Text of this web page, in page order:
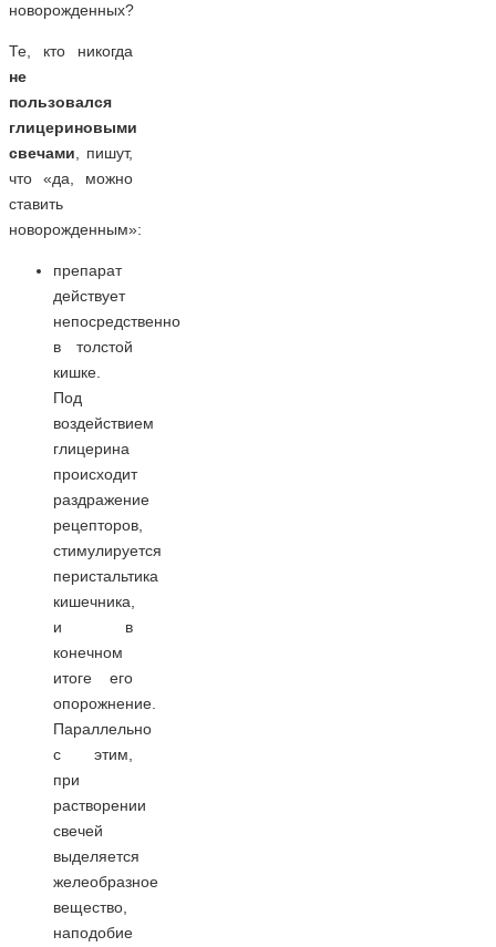
новорожденных?
Те, кто никогда
не
пользовался
глицериновыми
свечами, пишут,
что «да, можно
ставить
новорожденным»:
препарат
действует
непосредственно
в толстой
кишке.
Под
воздействием
глицерина
происходит
раздражение
рецепторов,
стимулируется
перистальтика
кишечника,
и в
конечном
итоге его
опорожнение.
Параллельно
с этим,
при
растворении
свечей
выделяется
желеобразное
вещество,
наподобие